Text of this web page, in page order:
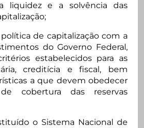
liquidez e a solvência das
de capitalização com a
do Governo Federal,
estabelecidos para as
creditícia e fiscal, bem
a que devem obedecer
cobertura das reservas
o Sistema Nacional de